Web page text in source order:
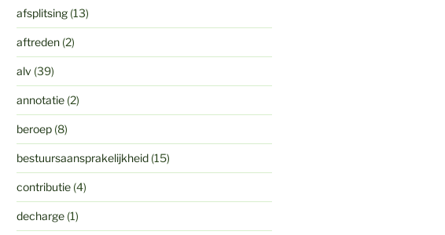
afsplitsing(13)
aftreden(2)
alv (39)
annotatie(2)
beroep(8)
bestuursaansprakelijkheid(15)
contributie(4)
decharge(1)